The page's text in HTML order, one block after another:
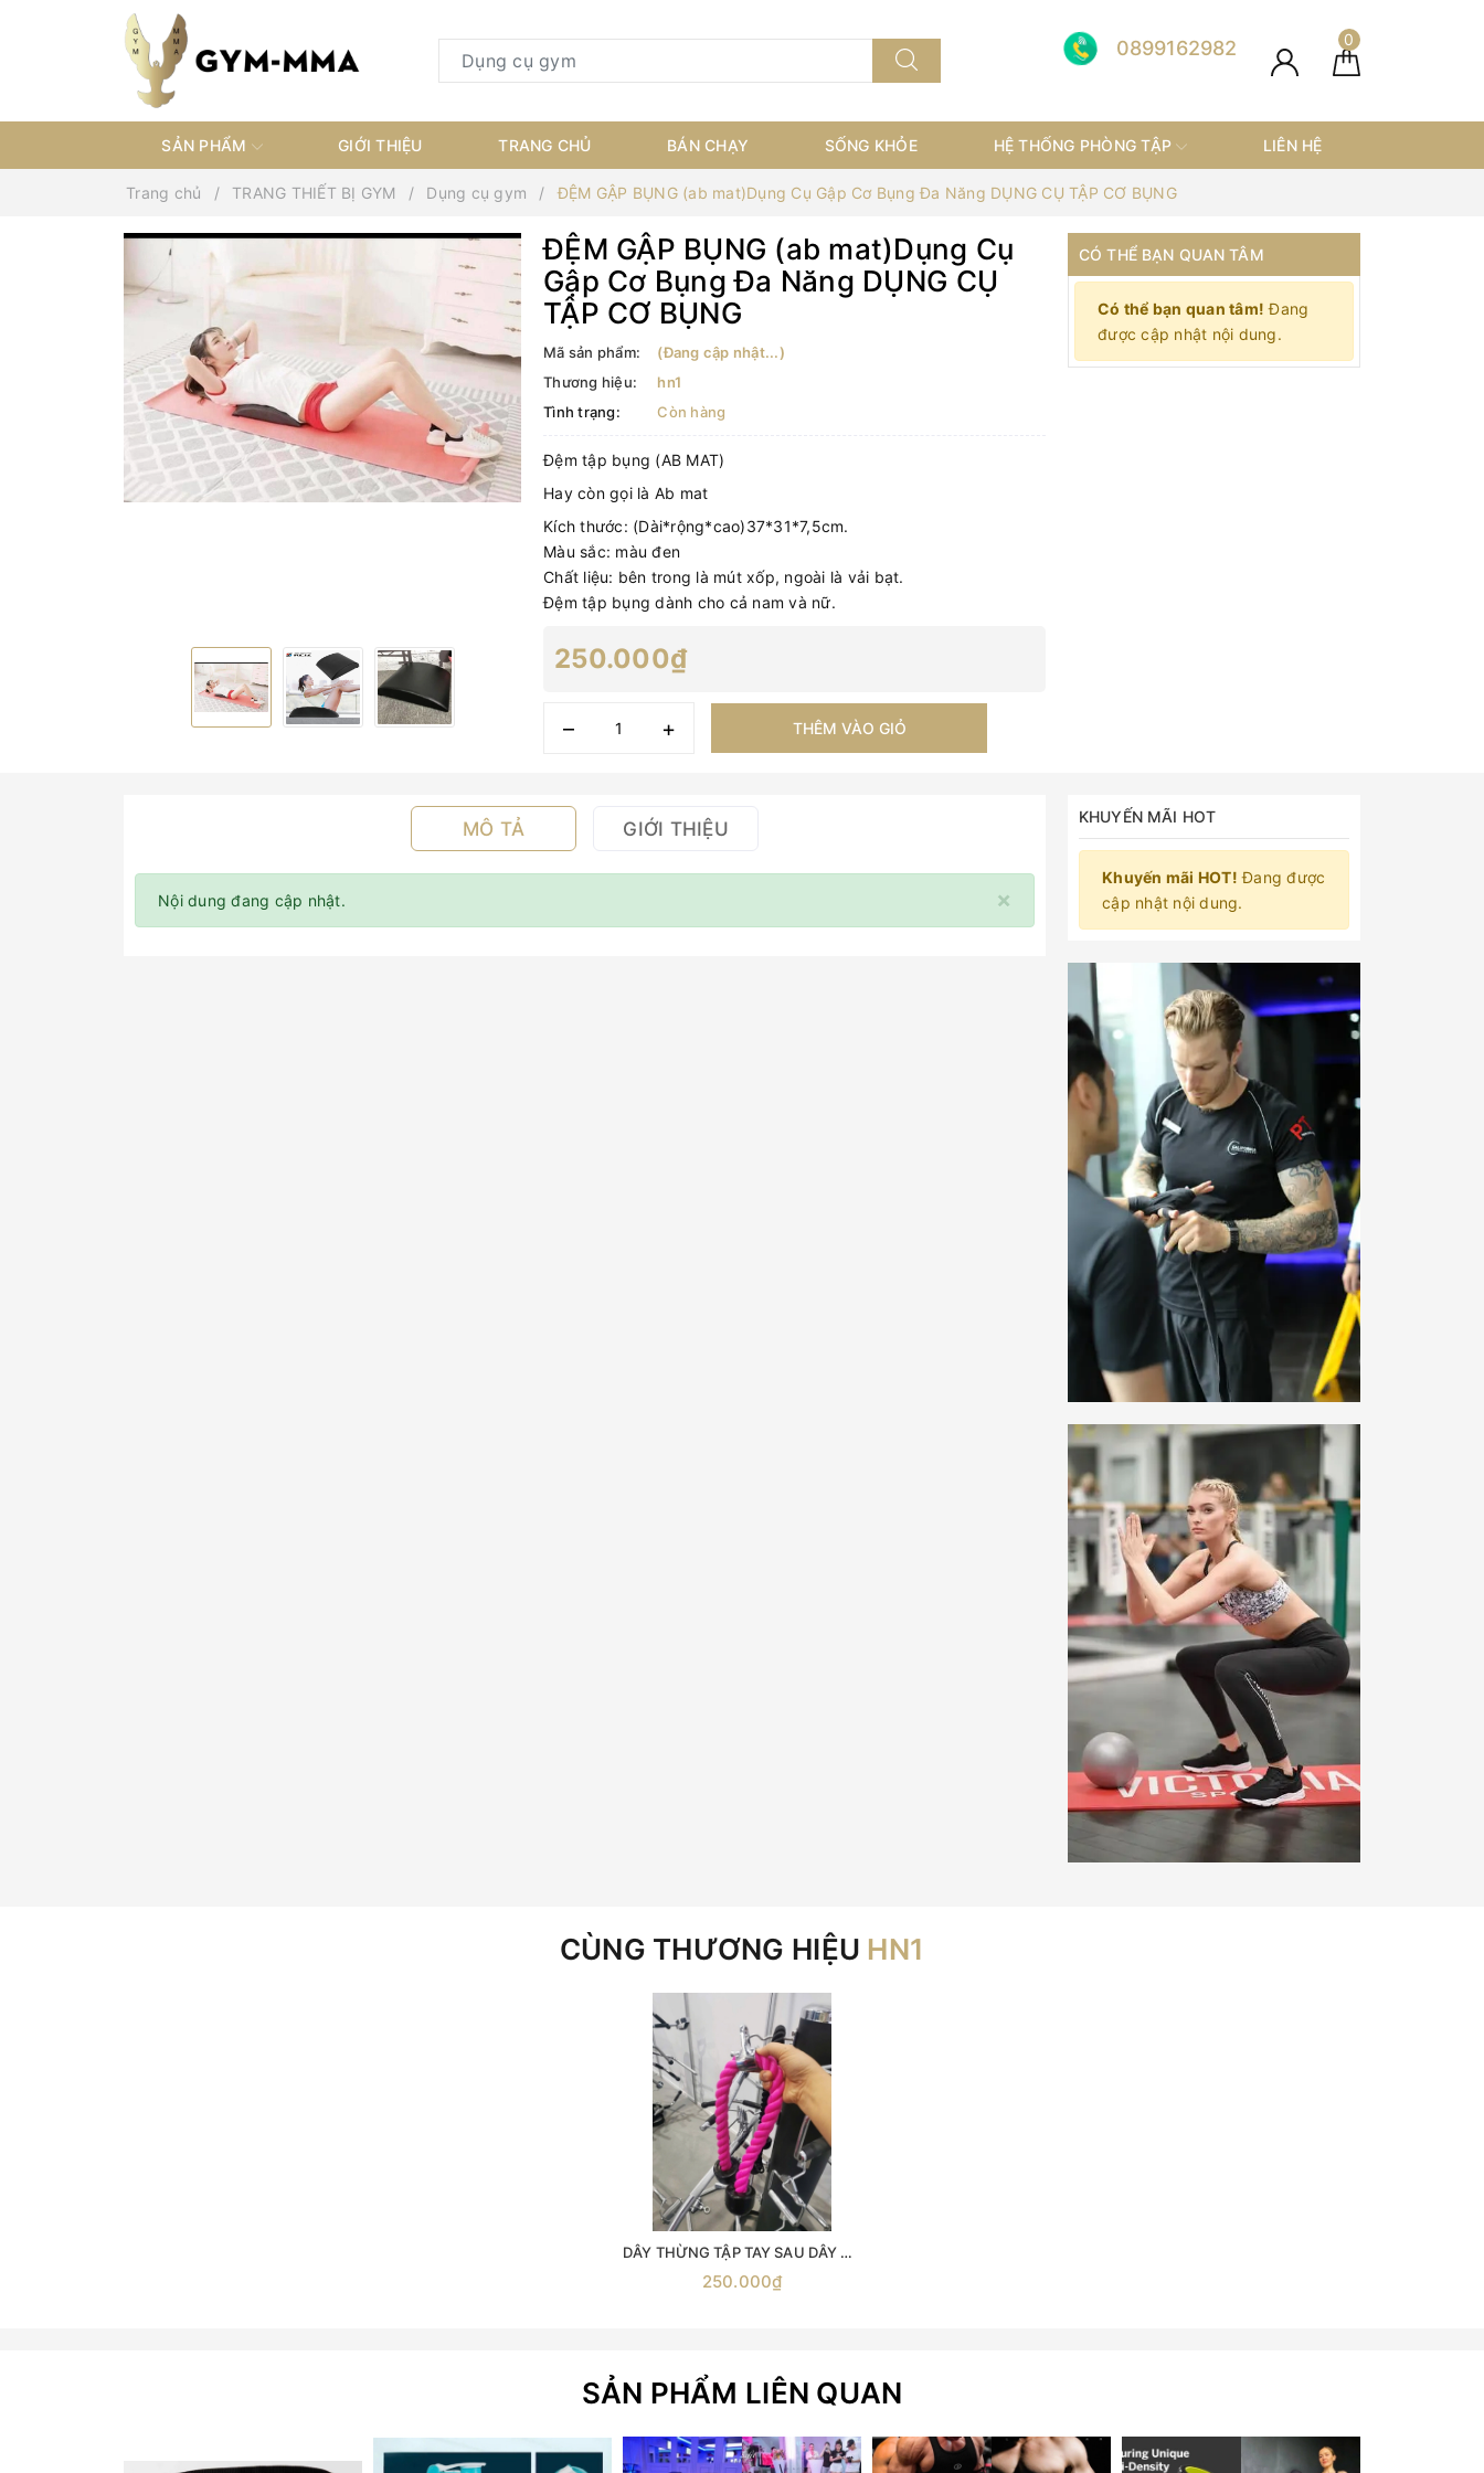
0
0899162982
SẢN PHẨM GIỚI THIỆU TRANG CHỦ BÁN CHẠY SỐNG KHỎE HỆ THỐNG PHÒNG TẬP LIÊN HỆ
Trang chủ TRANG THIẾT BỊ GYM Dụng cụ gym ĐỆM GẬP BỤNG (ab mat)Dụng Cụ Gập Cơ Bụng Đa Năng DỤNG CỤ TẬP CƠ BỤNG
ĐỆM GẬP BỤNG (ab mat)Dụng Cụ
Gập Cơ Bụng Đa Năng DỤNG CỤ
TẬP CƠ BỤNG
Mã sản phẩm:
(Đang cập nhật...)
Thương hiệu:
hn1
Tình trạng:
Còn hàng
Đệm tập bụng (AB MAT)
Hay còn gọi là Ab mat
Kích thước: (Dài*rộng*cao)37*31*7,5cm.
Màu sắc: màu đen
Chất liệu: bên trong là mút xốp, ngoài là vải bạt.
Đệm tập bụng dành cho cả nam và nữ.
250.000₫
– + THÊM VÀO GIỎ
CÓ THỂ BẠN QUAN TÂM
Có thể bạn quan tâm! Đang
được cập nhật nội dung.
MÔ TẢ GIỚI THIỆU
×
Nội dung đang cập nhật.
KHUYẾN MÃI HOT
Khuyến mãi HOT! Đang được
cập nhật nội dung.
CÙNG THƯƠNG HIỆU HN1
DÂY THỪNG TẬP TAY SAU DÂY KÉO CÁP ( phụ kiện số 4 ) -dây thừng kéo xô -dây thừng tập xô -dây thừng tập tay- sau phụ kiện kéo xô dây đôi tập tay sau dây đôi tập xô tay
250.000₫
SẢN PHẨM LIÊN QUAN